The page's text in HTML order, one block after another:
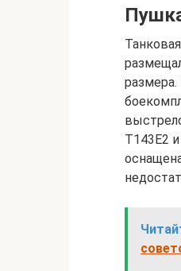
размера.
Т143Е2